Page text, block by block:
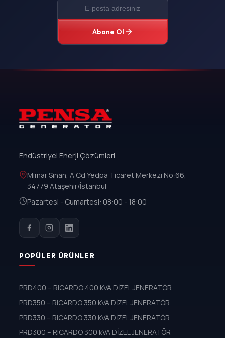
Abone Ol
Endüstriyel Enerji Çözümleri
Mimar Sinan, A Cd Yedpa Ticaret Merkezi No:66,
34779 Ataşehir/İstanbul
Pazartesi - Cumartesi: 08:00 - 18:00
POPÜLER ÜRÜNLER
PRD400 – RICARDO 400 kVA DİZEL JENERATÖR
PRD350 – RICARDO 350 kVA DİZEL JENERATÖR
PRD330 – RICARDO 330 kVA DİZEL JENERATÖR
PRD300 – RICARDO 300 kVA DİZEL JENERATÖR